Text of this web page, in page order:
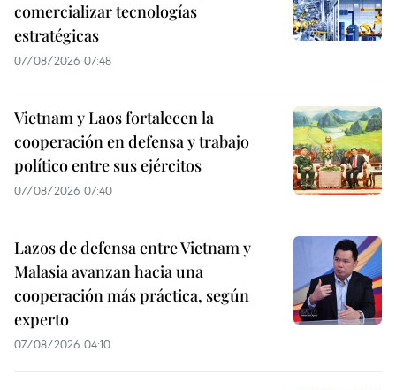
comercializar tecnologías
estratégicas
07/08/2026 07:48
Vietnam y Laos fortalecen la
cooperación en defensa y trabajo
político entre sus ejércitos
07/08/2026 07:40
Lazos de defensa entre Vietnam y
Malasia avanzan hacia una
cooperación más práctica, según
experto
07/08/2026 04:10